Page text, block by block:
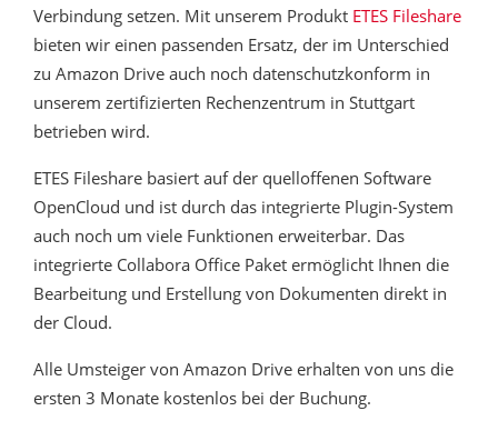
Verbindung setzen. Mit unserem Produkt ETES Fileshare
bieten wir einen passenden Ersatz, der im Unterschied
zu Amazon Drive auch noch datenschutzkonform in
unserem zertifizierten Rechenzentrum in Stuttgart
betrieben wird.
ETES Fileshare basiert auf der quelloffenen Software
OpenCloud und ist durch das integrierte Plugin-System
auch noch um viele Funktionen erweiterbar. Das
integrierte Collabora Office Paket ermöglicht Ihnen die
Bearbeitung und Erstellung von Dokumenten direkt in
der Cloud.
Alle Umsteiger von Amazon Drive erhalten von uns die
ersten 3 Monate kostenlos bei der Buchung.